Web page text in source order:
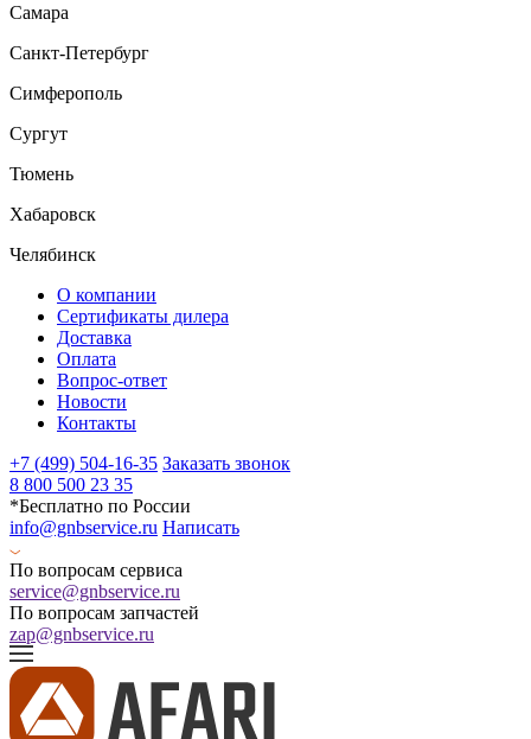
Самара
Санкт-Петербург
Симферополь
Сургут
Тюмень
Хабаровск
Челябинск
О компании
Сертификаты дилера
Доставка
Оплата
Вопрос-ответ
Новости
Контакты
+7 (499) 504-16-35 Заказать звонок
8 800 500 23 35
*Бесплатно по России
info@gnbservice.ru Написать
По вопросам сервиса
service@gnbservice.ru
По вопросам запчастей
zap@gnbservice.ru